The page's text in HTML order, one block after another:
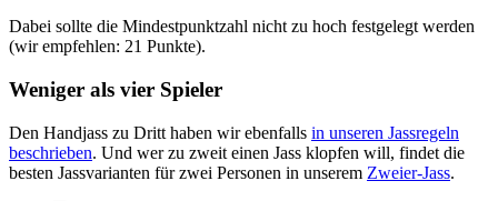
Dabei sollte die Mindestpunktzahl nicht zu hoch festgelegt werden
(wir empfehlen: 21 Punkte).
Weniger als vier Spieler
Den Handjass zu Dritt haben wir ebenfalls in unseren Jassregeln
beschrieben. Und wer zu zweit einen Jass klopfen will, findet die
besten Jassvarianten für zwei Personen in unserem Zweier-Jass.